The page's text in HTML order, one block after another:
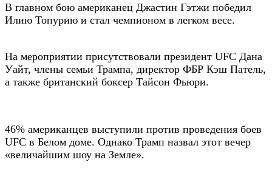
В главном бою американец Джастин Гэтжи победил
Илию Топурию и стал чемпионом в легком весе.
На мероприятии присутствовали президент UFC Дана
Уайт, члены семьи Трампа, директор ФБР Кэш Патель,
а также британский боксер Тайсон Фьюри.
46% американцев выступили против проведения боев
UFC в Белом доме. Однако Трамп назвал этот вечер
«величайшим шоу на Земле».